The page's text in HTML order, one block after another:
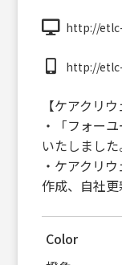
http://
http://
【ケアクリ
・「フォー
いたしました
・ケアクリ
作成、自社更
Color